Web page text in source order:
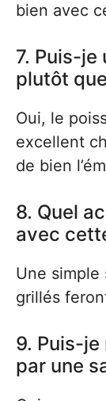
bien avec
7. Puis-
plutôt
Oui, le
excellent
de bien
8. Quel
avec
Une simple
grillés
9. Puis-
par une